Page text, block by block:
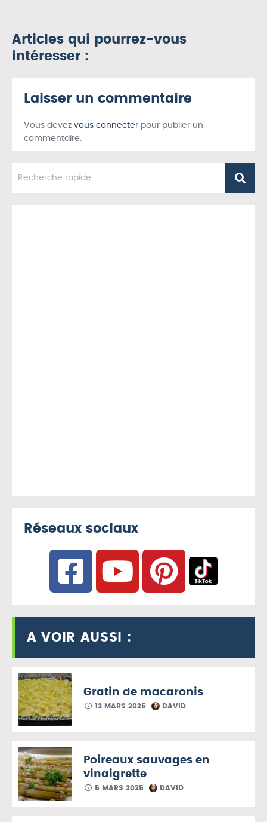
Articles qui pourrez-vous
intéresser :
Laisser un commentaire
Vous devez vous connecter pour publier un
commentaire.
Réseaux sociaux
A VOIR AUSSI :
Gratin de macaronis
12 MARS 2025 DAVID
Poireaux sauvages en
vinaigrette
5 MARS 2025 DAVID